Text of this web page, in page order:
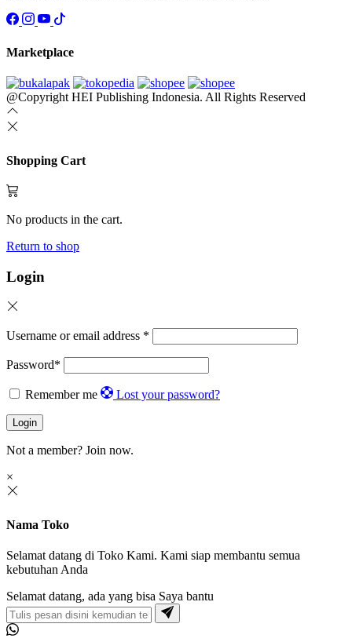
Marketplace
@Copyright HEI Publishing Indonesia. All Rights Reserved
Shopping Cart
No products in the cart.
Return to shop
Login
Username or email address *
Password*
Remember me Lost your password?
Login
Not a member? Join now.
×
Nama Toko
Selamat datang di Toko Kami. Kami siap membantu semua
kebutuhan Anda
Selamat datang, ada yang bisa Saya bantu